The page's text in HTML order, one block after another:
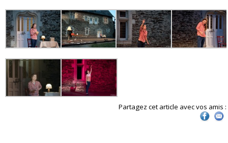
Partagez cet article avec vos amis :